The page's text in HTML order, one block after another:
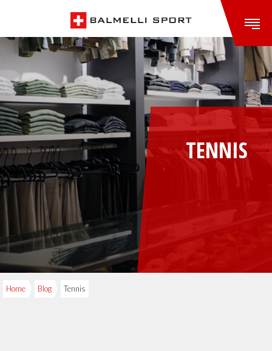
TENNIS
Home Blog Tennis